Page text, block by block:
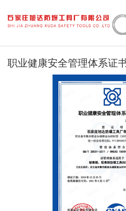
职业健康安全管理体系证